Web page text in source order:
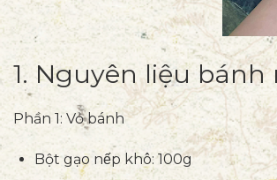
1. Nguyên liệu bánh
Phần 1: Vỏ bánh
Bột gạo nếp khô: 100g